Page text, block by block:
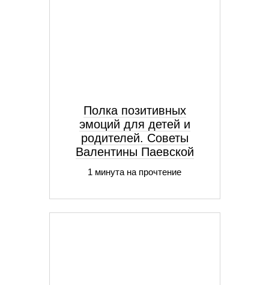
Полка позитивных
эмоций для детей и
родителей. Советы
Валентины Паевской
1 минута на прочтение